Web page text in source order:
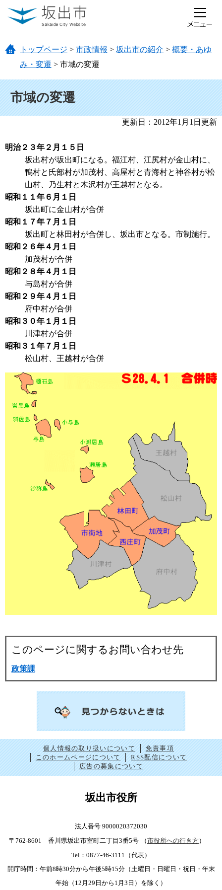
ページの先頭です。
メニューを飛ばして本文へ
トップページ > 市政情報 > 坂出市の紹介 > 概要・あゆ
み・変遷 > 市域の変遷
市域の変遷
更新日：2012年1月1日更新
明治２３年２月１５日
坂出村が坂出町になる。福江村、江尻村が金山村に、
鴨村と氏部村が加茂村、高屋村と青海村と神谷村が松
山村、乃生村と木沢村が王越村となる。
昭和１１年６月１日
坂出町に金山村が合併
昭和１７年７月１日
坂出町と林田村が合併し、坂出市となる。市制施行。
昭和２６年４月１日
加茂村が合併
昭和２８年４月１日
与島村が合併
昭和２９年４月１日
府中村が合併
昭和３０年１月１日
川津村が合併
昭和３１年７月１日
松山村、王越村が合併
このページに関するお問い合わせ先
政策課
個人情報の取り扱いについて
免責事項
このホームページについて
RSS配信について
広告の募集について
坂出市役所
法人番号 9000020372030
〒762-8601 香川県坂出市室町二丁目3番5号
（市役所への行き方）
Tel：0877-46-3111（代表）
開庁時間：午前8時30分から午後5時15分（土曜日・日曜日・祝日・年末
年始（12月29日から1月3日）を除く）